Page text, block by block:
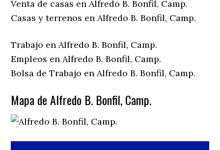
Venta de casas en Alfredo B. Bonfil, Camp.
Casas y terrenos en Alfredo B. Bonfil, Camp.
Trabajo en Alfredo B. Bonfil, Camp.
Empleos en Alfredo B. Bonfil, Camp.
Bolsa de Trabajo en Alfredo B. Bonfil, Camp.
Mapa de Alfredo B. Bonfil, Camp.